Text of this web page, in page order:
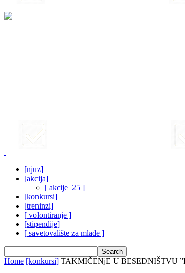
[njuz]
[akcija]
[ akcije_25 ]
[konkursi]
[treninzi]
[ volontiranje ]
[stipendije]
[ savetovalište za mlade ]
Home [konkursi] TAKMIČENjE U BESEDNIŠTVU